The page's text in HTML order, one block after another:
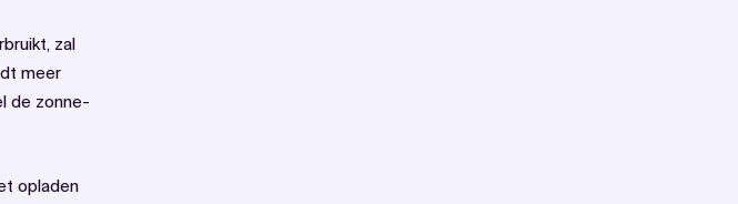
zal
meer
de zonne-
opladen